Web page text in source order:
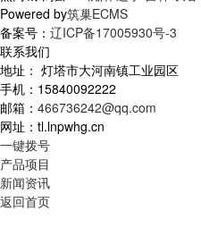
Powered by筑巢ECMS
备案号： 辽ICP备17005930号-3
联系我们
地址： 灯塔市大河南镇工业园区
手机：15840092222
邮箱： 466736242@qq.com
网址：tl.lnpwhg.cn
一键拨号
产品项目
新闻资讯
返回首页